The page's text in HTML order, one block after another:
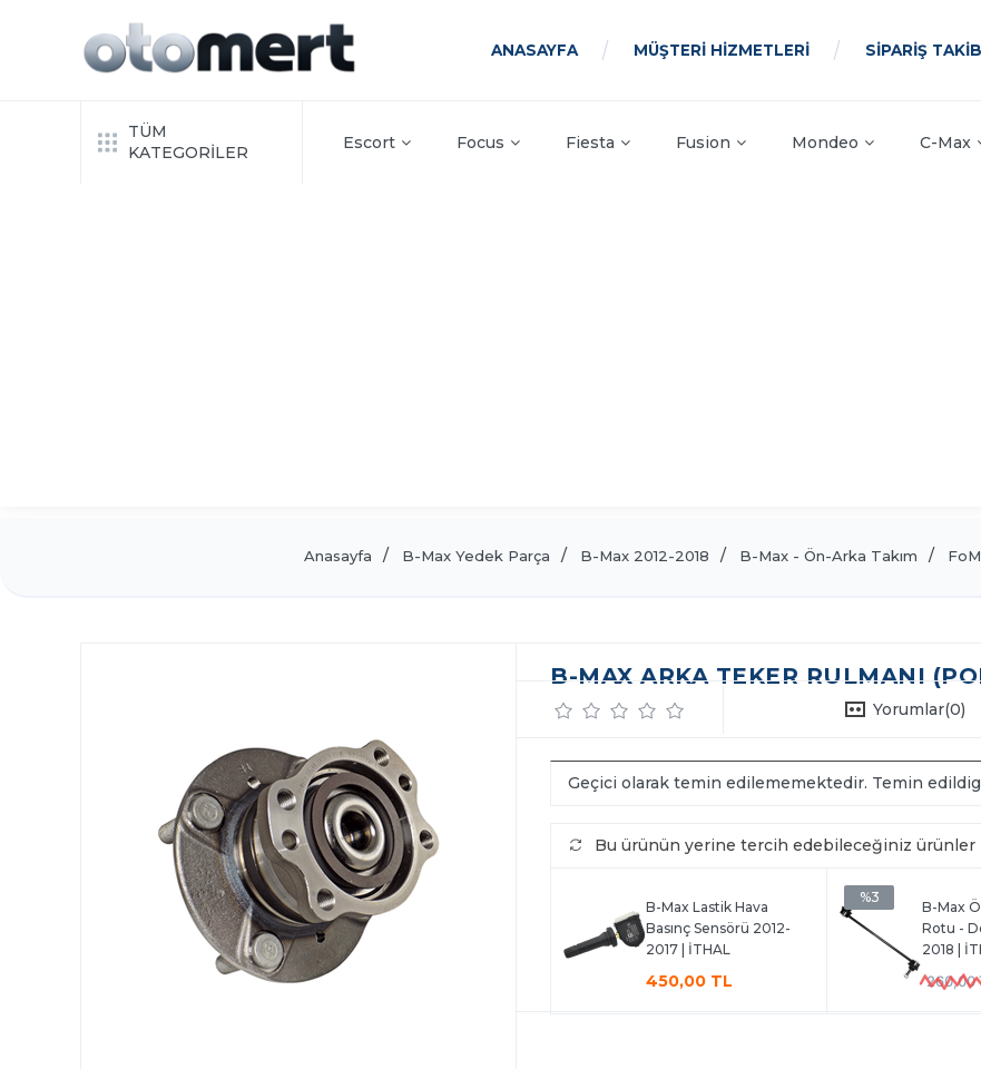
ANASAYFA MÜŞTERİ HİZMETLERİ SİPARİŞ
TÜM
KATEGORİLER
Escort Focus Fiesta Fusion Mondeo C-Max
Anasayfa B-Max Yedek Parça B-Max 2012-2018 B-Max - Ön-Arka Takım
B-MAX ARKA TEKER RULMANI
Yorumlar(0)
Geçici olarak temin edilememektedir. Temin
Bu ürünün yerine tercih edebileceğiniz ürünler
B-Max Lastik Hava
Basınç Sensörü 2012-
2017 | İTHAL
450,00 TL
B-Max
Rotu -
2018 |
260,00
%3